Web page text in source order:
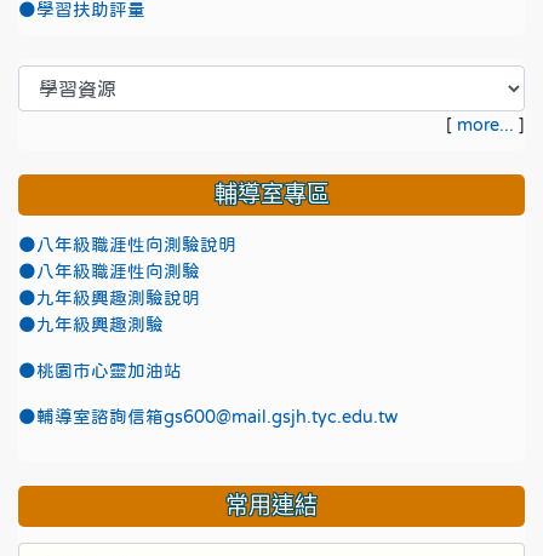
●學習扶助評量
[ more... ]
輔導室專區
●八年級職涯性向測驗說明
●八年級職涯性向測驗
●九年級興趣測驗說明
●九年級興趣測驗
●桃園市心靈加油站
●輔導室諮詢信箱gs600@mail.gsjh.tyc.edu.tw
常用連結